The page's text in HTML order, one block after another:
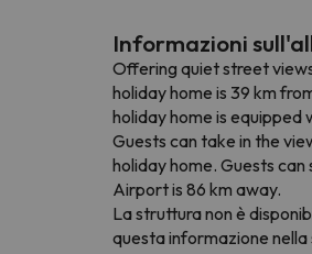
Informazioni
Offering quiet street
holiday home is 39 km
holiday home is equipped
Guests can take in the
holiday home. Guests
Airport is 86 km away.
La struttura non è
questa informazione